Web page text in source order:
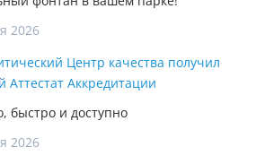
2026
Центр качества получил
Аттестат Аккредитации
быстро и доступно
2026